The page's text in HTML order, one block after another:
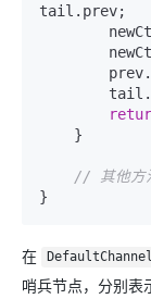
tail.prev;
// 其他方
在
哨兵节点，分别表